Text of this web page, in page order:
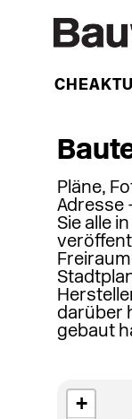
WOCHE
Pläne,
Adresse
Sie alle
darüber
gebaut
+